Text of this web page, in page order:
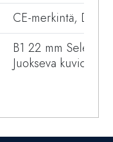
CE-merkintä, DOP
B1 22 mm Select/
Juokseva kuvio,